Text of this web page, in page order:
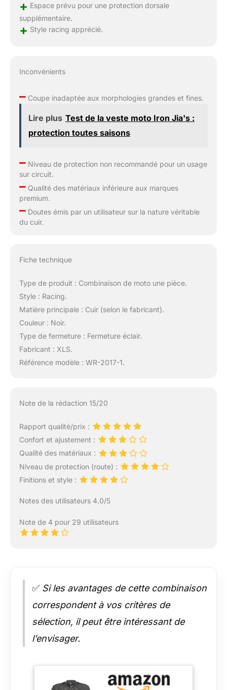
+ Espace prévu pour une protection dorsale
supplémentaire.
+ Style racing apprécié.
Inconvénients
–Coupe inadaptée aux morphologies grandes et fines.
Lire plus Test de la veste moto Iron Jia's :
protection toutes saisons
–Niveau de protection non recommandé pour un usage
sur circuit.
–Qualité des matériaux inférieure aux marques
premium.
–Doutes émis par un utilisateur sur la nature véritable
du cuir.
Fiche technique
Type de produit : Combinaison de moto une pièce.
Style : Racing.
Matière principale : Cuir (selon le fabricant).
Couleur : Noir.
Type de fermeture : Fermeture éclair.
Fabricant : XLS.
Référence modèle : WR-2017-1.
Note de la rédaction 15/20
Rapport qualité/prix :
Confort et ajustement :
Qualité des matériaux :
Niveau de protection (route) :
Finitions et style :
Notes des utilisateurs 4.0/5
Note de 4 pour 29 utilisateurs
✅ Si les avantages de cette combinaison
correspondent à vos critères de
sélection, il peut être intéressant de
l’envisager.